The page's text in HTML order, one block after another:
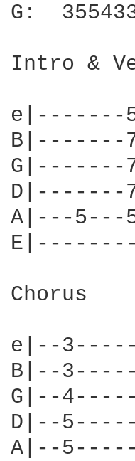
G:
Intro &
e|-------
B|-------
G|-------
D|-------
A|---
Chorus
e|--
B|--
G|--
D|--
A|--